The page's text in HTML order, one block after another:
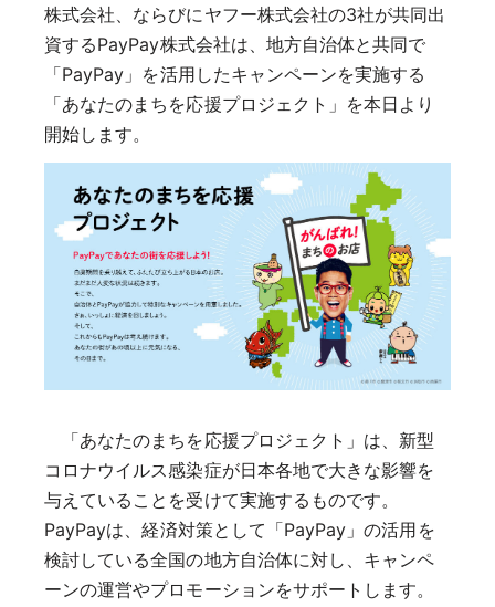
株式会社、ならびにヤフー株式会社の3社が共同出
資するPayPay株式会社は、地方自治体と共同で
「PayPay」を活用したキャンペーンを実施する
「あなたのまちを応援プロジェクト」を本日より
開始します。
「あなたのまちを応援プロジェクト」は、新型
コロナウイルス感染症が日本各地で大きな影響を
与えていることを受けて実施するものです。
PayPayは、経済対策として「PayPay」の活用を
検討している全国の地方自治体に対し、キャンペ
ーンの運営やプロモーションをサポートします。